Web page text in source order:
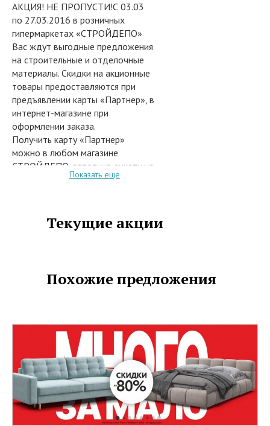
АКЦИЯ! НЕ ПРОПУСТИ!С 03.03
по 27.03.2016 в розничных
гипермаркетах «СТРОЙДЕПО»
Вас ждут выгодные предложения
на строительные и отделочные
материалы. Скидки на акционные
товары предоставляются при
предъявлении карты «Партнер», в
интернет-магазине при
оформлении заказа.
Получить карту «Партнер»
можно в любом магазине
СТРОЙДЕПО, заполнив анкету на
стойке информации.
https://www.stroydepo.ru/actions/akciya_vladimir2/
Показать еще
Текущие акции
Похожие предложения